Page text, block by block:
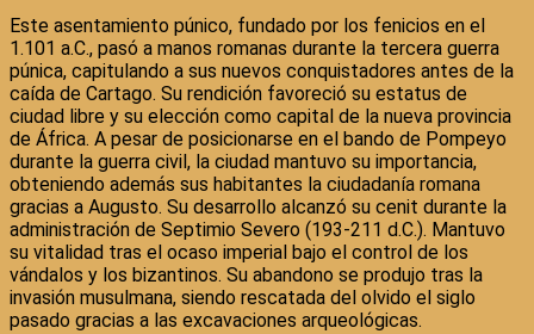
Este asentamiento púnico, fundado por los fenicios en el
1.101 a.C., pasó a manos romanas durante la tercera guerra
púnica, capitulando a sus nuevos conquistadores antes de la
caída de Cartago. Su rendición favoreció su estatus de
ciudad libre y su elección como capital de la nueva provincia
de África. A pesar de posicionarse en el bando de Pompeyo
durante la guerra civil, la ciudad mantuvo su importancia,
obteniendo además sus habitantes la ciudadanía romana
gracias a Augusto. Su desarrollo alcanzó su cenit durante la
administración de Septimio Severo (193-211 d.C.). Mantuvo
su vitalidad tras el ocaso imperial bajo el control de los
vándalos y los bizantinos. Su abandono se produjo tras la
invasión musulmana, siendo rescatada del olvido el siglo
pasado gracias a las excavaciones arqueológicas.